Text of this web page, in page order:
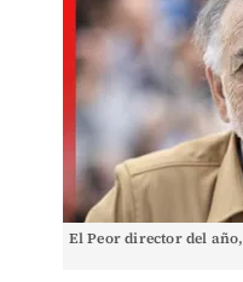
El Peor director del